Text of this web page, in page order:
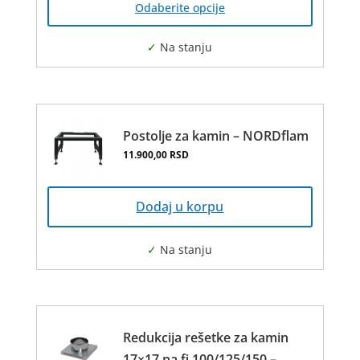
Odaberite opcije
изабране
производа.
Postolje za kamin – NORDflam
11.900,00 RSD
Dodaj u korpu
Redukcija rešetke za kamin